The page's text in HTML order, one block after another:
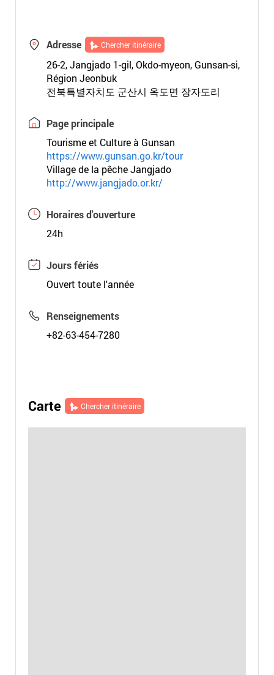
Adresse Chercher itinéraire
26-2, Jangjado 1-gil, Okdo-myeon, Gunsan-si,
Région Jeonbuk
전북특별자치도 군산시 옥도면 장자도리
Page principale
Tourisme et Culture à Gunsan
https://www.gunsan.go.kr/tour
Village de la pêche Jangjado
http://www.jangjado.or.kr/
Horaires d'ouverture
24h
Jours fériés
Ouvert toute l'année
Renseignements
+82-63-454-7280
Carte Chercher itinéraire